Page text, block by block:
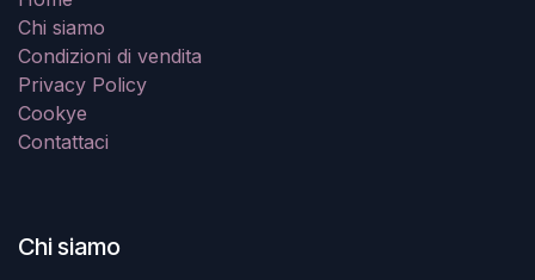
Chi siamo
Condizioni di vendita
Privacy Policy
Cookye
Contattaci
Chi siamo